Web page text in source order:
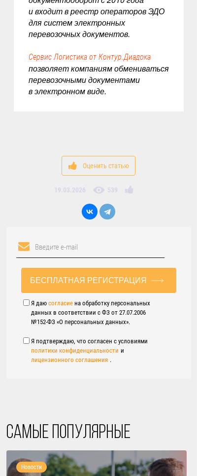
и входит в реестр операторов ЭДО
для систем электронных
перевозочных документов.
Сервис Логистика от Контур.Диадока
позволяет компаниям обмениваться
перевозочными документами
в электронном виде.
Оценить статью
19.03.2026 539
БЕСПЛАТНАЯ РЕГИСТРАЦИЯ
Я даю согласиена обработку персональных
данных в соответствии с ФЗ от 27.07.2006
№152-ФЗ «О персональных данных».
Я подтверждаю, что согласен с условиями
политики конфиденциальности и
лицензионного соглашения .
Самые популярные
Новости